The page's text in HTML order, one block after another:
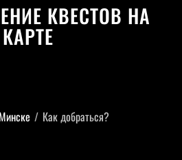
КВЕСТОВ НА
КАРТЕ
/ Как добраться?